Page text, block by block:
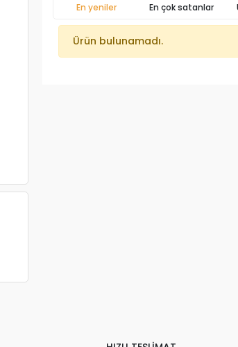
En yeniler En çok satanlar
Ürün bulunamadı.